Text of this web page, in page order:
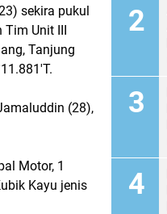
sekira pukul
Tim Unit III
Tanjung
(28),
Motor, 1
Kayu jenis